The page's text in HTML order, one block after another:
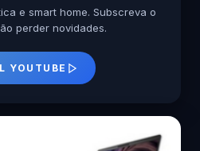
e smart home. Subscreva o
perder novidades.
YOUTUBE